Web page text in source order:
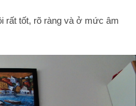
rất tốt, rõ ràng và ở mức âm